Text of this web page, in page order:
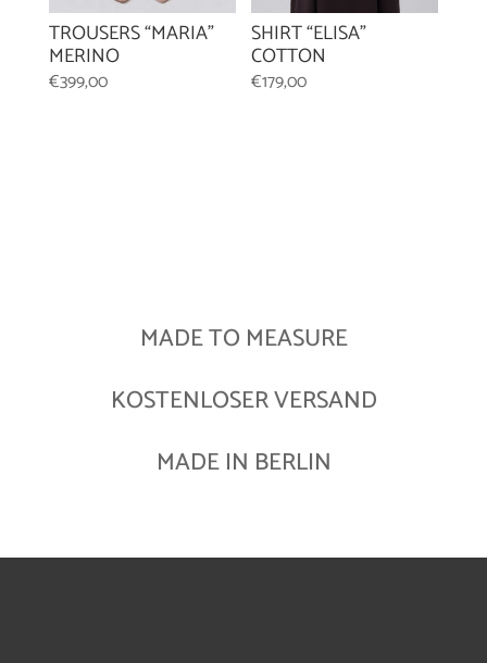
TROUSERS “MARIA”
MERINO
€399,00
SHIRT “ELISA”
COTTON
€179,00
MADE TO MEASURE
KOSTENLOSER VERSAND
MADE IN BERLIN